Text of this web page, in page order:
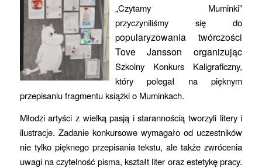
„Czytamy Muminki”
przyczyniliśmy się do
popularyzowania twórczości
Tove Jansson organizując
Szkolny Konkurs Kaligraficzny,
który polegał na pięknym
przepisaniu fragmentu książki o Muminkach.
Młodzi artyści z wielką pasją i starannością tworzyli litery i
ilustracje. Zadanie konkursowe wymagało od uczestników
nie tylko pięknego przepisania tekstu, ale także zwrócenia
uwagi na czytelność pisma, kształt liter oraz estetykę pracy.